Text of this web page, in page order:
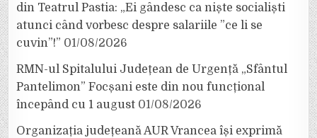
din Teatrul Pastia: „Ei gândesc ca niște socialiști
atunci când vorbesc despre salariile ”ce li se
cuvin”!” 01/08/2026
RMN-ul Spitalului Județean de Urgență „Sfântul
Pantelimon” Focșani este din nou funcțional
începând cu 1 august 01/08/2026
Organizația județeană AUR Vrancea își exprimă